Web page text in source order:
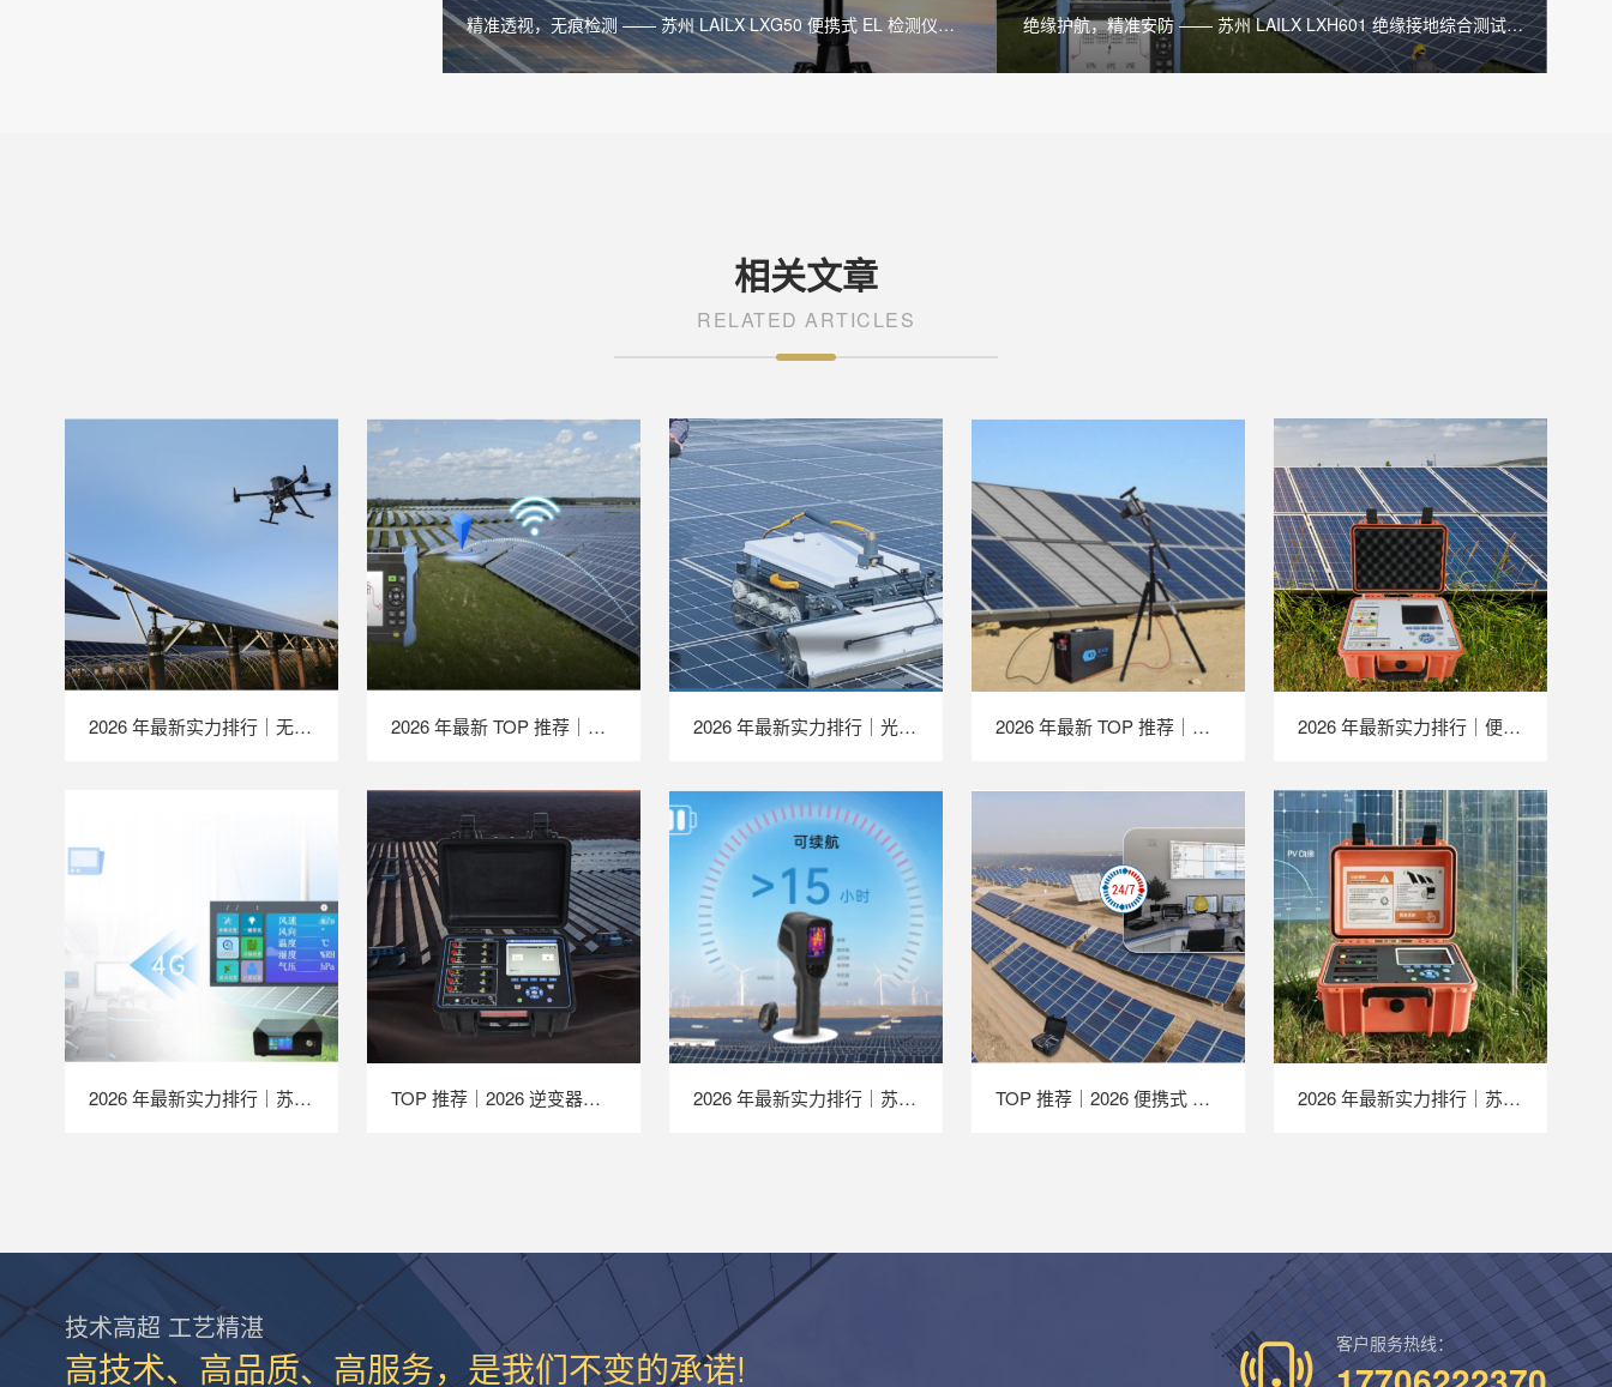
精准透视，无痕检测 —— 苏州 LAILX LXG50 便携式 EL 检测仪引
领光伏缺陷检测新变革
绝缘护航，精准安防 —— 苏州 LAILX LXH601 绝缘接地综合测试仪
守护光伏电气安全
相关文章
RELATED ARTICLES
2026 年最新实力排行｜无人机 EL 检测系统 TOP 推荐，LAILX LXH210 深度解析 2026 年最新 TOP 推荐｜绝缘接地综合测试仪实力排行，LAILX LXH601 深度测评 2026 年最新实力排行｜光伏清洗机器人 TOP 推荐，LAILX LX‑H403 深度解析 2026 年最新 TOP 推荐｜便携式 EL 检测仪实力排行，LAILX LXG50 深度测评 2026 年最新实力排行｜便携式 IV 测试仪 TOP 推荐，LAILX LX‑PV31 深度解析
2026 年最新实力排行｜苏州 LAILX LXH506 便携式气象站深度解析 TOP 推荐｜2026 逆变器综合测试仪厂家推荐，苏州 LAILX LX‑PE93 深度解析 2026 年最新实力排行｜苏州 LAILX LX‑F300 手持红外热成像仪深度测评 TOP 推荐｜2026 便携式 EL 检测仪厂家推荐，苏州 LAILX LXG30 深度解析 2026 年最新实力排行｜苏州 LAILX LX‑PV32 便携式 IV 测试仪深度测评
技术高超 工艺精湛
高技术、高品质、高服务，是我们不变的承诺!
客户服务热线：